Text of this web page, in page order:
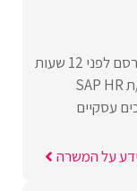
לפני 12 שעות
Malam Team מגייסת לארגון גדול מיישם/ת SAP HR
עסקיים
על המשרה